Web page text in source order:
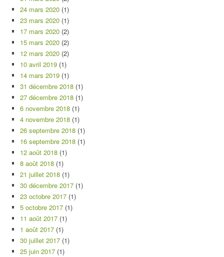
24 mars 2020 (1)
23 mars 2020 (1)
17 mars 2020 (2)
15 mars 2020 (2)
12 mars 2020 (2)
10 avril 2019 (1)
14 mars 2019 (1)
31 décembre 2018 (1)
27 décembre 2018 (1)
6 novembre 2018 (1)
4 novembre 2018 (1)
26 septembre 2018 (1)
16 septembre 2018 (1)
12 août 2018 (1)
8 août 2018 (1)
21 juillet 2018 (1)
30 décembre 2017 (1)
23 octobre 2017 (1)
5 octobre 2017 (1)
11 août 2017 (1)
1 août 2017 (1)
30 juillet 2017 (1)
25 juin 2017 (1)